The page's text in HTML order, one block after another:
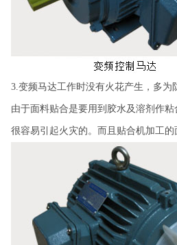
3.变频马达工作时没有火花产生，多为
由于面料贴合是要用到胶水及溶剂作
很容易引起火灾的。而且贴合机加工